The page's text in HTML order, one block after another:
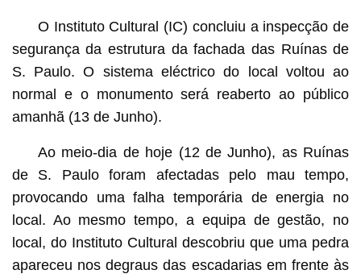
O Instituto Cultural (IC) concluiu a inspecção de
segurança da estrutura da fachada das Ruínas de
S. Paulo. O sistema eléctrico do local voltou ao
normal e o monumento será reaberto ao público
amanhã (13 de Junho).
Ao meio-dia de hoje (12 de Junho), as Ruínas
de S. Paulo foram afectadas pelo mau tempo,
provocando uma falha temporária de energia no
local. Ao mesmo tempo, a equipa de gestão, no
local, do Instituto Cultural descobriu que uma pedra
apareceu nos degraus das escadarias em frente às